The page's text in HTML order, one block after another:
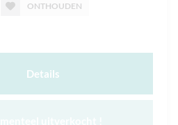
Details
ONTHOUDEN